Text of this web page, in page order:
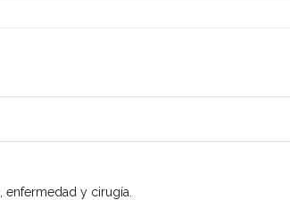
y cirugía.